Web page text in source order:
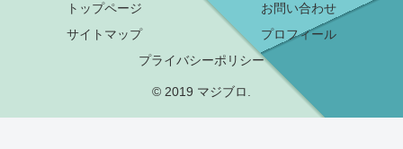
トップページ
お問い合わせ
サイトマップ
プロフィール
プライバシーポリシー
© 2019 マジブロ.